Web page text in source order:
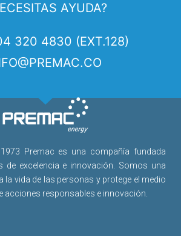
AYUDA?
320 4830 (EXT.128)
Premac es una compañía fundada
de excelencia e innovación. Somos una
la vida de las personas y protege el medio
acciones responsables e innovación.